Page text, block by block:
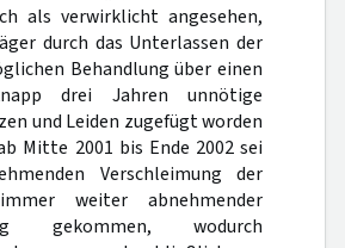
als verwirklicht angesehen,
durch das Unterlassen der
Behandlung über einen
drei Jahren unnötige
und Leiden zugefügt worden
Mitte 2001 bis Ende 2002 sei
Verschleimung der
weiter abnehmender
gekommen, wodurch